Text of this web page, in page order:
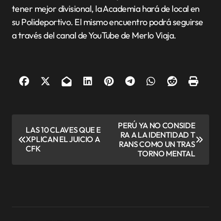
tener mejor divisional, la Academia hará de local en
su Polideportivo. El mismo encuentro podrá seguirse
a través del canal de YouTube de Merlo Viaja.
a
LAS 10 CLAVES QUE E
XPLICAN EL JUICIO A
CFK
PERÚ YA NO CONSIDE
RA A LA IDENTIDAD T
RANS COMO UN TRAS
TORNO MENTAL